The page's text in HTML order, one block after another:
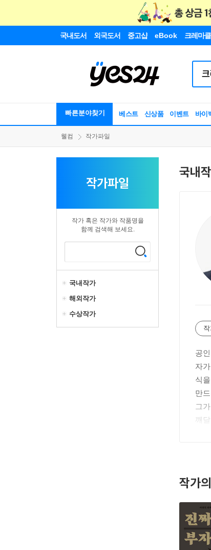
국내도서 외국도서 중고샵 eBook 크레마
빠른분야찾기 베스트 신상품 이벤트 바이
웰컴 작가파일
작가파일
작가 혹은 작가와 작품명을
함께 검색해 보세요.
국내작가
해외작가
수상작가
국내
공
자
식
만
그
깨
더
빠
《
작가